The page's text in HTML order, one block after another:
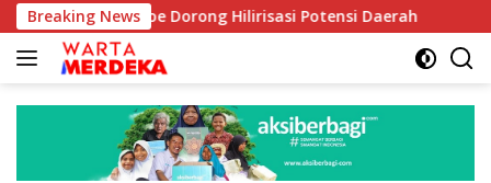
Langsung
ke
konten
Breaking News
Aboe Dorong Hilirisasi Potensi Daerah DPR Dorong